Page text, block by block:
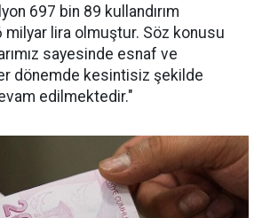
697 bin 89 kullandırım
milyar lira olmuştur. Söz konusu
sayesinde esnaf ve
dönemde kesintisiz şekilde
edilmektedir."